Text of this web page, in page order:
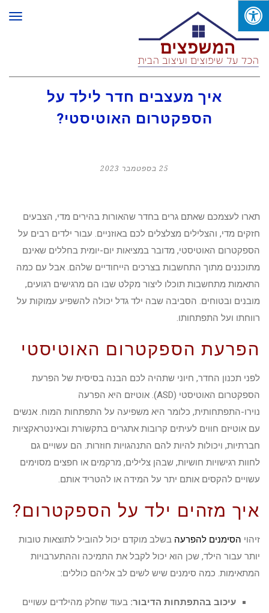
איך מעצבים חדר לילד על
הספקטרום האוטיסטי?
25 בספטמבר 2023
תארו לעצמכם שאתם גרים בחדר שהאורות בהירים מדי, הצבעים
חזקים מדי, והצלילים מצלצלים לכם באוזניים. עבור ילדים רבים על
הספקטרום האוטיסטי, מדובר במציאות יום-יומית בחללים שאינם
מתוכננים מתוך התחשבות בצרכים הייחודיים שלהם. אבל עם כמה
התאמות מתחשבות תוכלו ליצור מקלט שבו הם מרגישים רגועים,
מובנים ובטוחים. הסביבה שבה ילד גדל יכולה להשפיע עמוקות על
רווחתו ועל התפתחותו.
הפרעת הספקטרום האוטיסטי
לפני תכנון החדר, חיוני שתהיה לכם הבנה בסיסית של הפרעת
הספקטרום האוטיסטי (ASD). אוטיזם היא הפרעה
נוירו-התפתחותית, כלומר היא משפיעה על התפתחות המוח. אנשים
עם אוטיזם חווים לעיתים קרובות אתגרים בתקשורת ובאינטראקציות
חברתיות, ויכולות להיות להם התנהגויות חוזרות. הם עשויים גם
לחוות רגישויות חושיות, שבהן צלילים, מרקמים או חפצים מסוימים
עשויים להקסים אותם יתר על המידה או להטריד אותם.
איך מזהים ילד על הספקטרום?
זיהוי הסימנים להפרעה בשלב מוקדם יכול להוביל לתוצאות טובות
יותר עבור הילד, שכן הוא יכול לקבל את התמיכה וההתערבויות
המתאימות. כמה סימנים שיש לשים לב אליהם כוללים:
עיכוב בהתפתחות הדיבור: בעוד שחלק מהילדים עשויים